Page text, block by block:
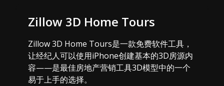
Zillow 3D Home Tours
Zillow 3D Home Tours是一款免费软件工具，
让经纪人可以使用iPhone创建基本的3D房源内
容——是最佳房地产营销工具3D模型中的一个
易于上手的选择。